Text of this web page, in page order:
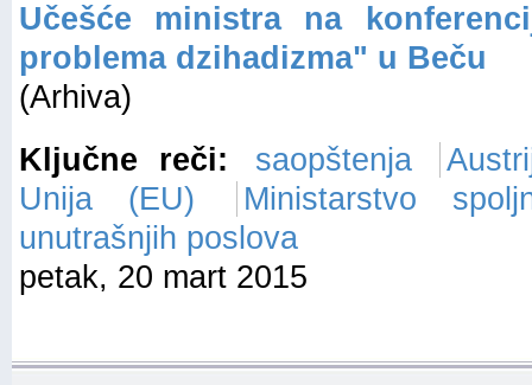
Učešće ministra na
problema dzihadizma" u Beču
(Arhiva)
Ključne reči:
saopštenja
Unija (EU)
Ministarstvo
unutrašnjih poslova
petak, 20 mart 2015